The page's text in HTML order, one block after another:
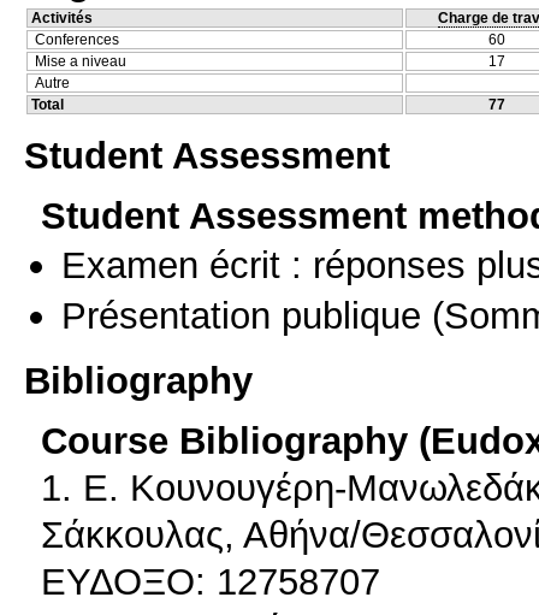
Activités
Charge de
Conferences
60
Mise a niveau
17
Autre
Total
77
Student Assessment
Student Assessment
Examen écrit : réponses
Présentation publique
Bibliography
Course Bibliography
1. Ε. Κουνουγέρη-
Σάκκουλας, Αθήνα/
ΕΥΔΟΞΟ: 12758707